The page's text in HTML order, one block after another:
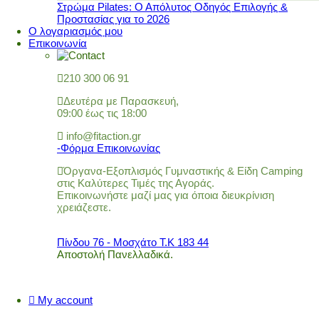
Στρώμα Pilates: Ο Απόλυτος Οδηγός Επιλογής &
Προστασίας για το 2026
Ο λογαριασμός μου
Επικοινωνία
210 300 06 91
Δευτέρα με Παρασκευή,
09:00 έως τις 18:00
info@fitaction.gr
-Φόρμα Επικοινωνίας
Όργανα-Εξοπλισμός Γυμναστικής & Είδη Camping
στις Καλύτερες Τιμές της Αγοράς.
Επικοινωνήστε μαζί μας για όποια διευκρίνιση
χρειάζεστε.
Πίνδου 76 - Μοσχάτο Τ.Κ 183 44
Αποστολή Πανελλαδικά.
My account